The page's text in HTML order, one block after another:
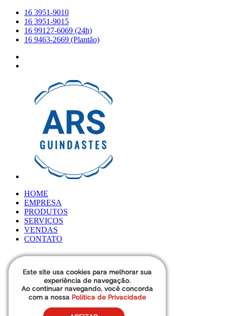
16 3951-9010
16 3951-9015
16 99127-6069 (24h)
16 9463-2669 (Plantão)
HOME
EMPRESA
PRODUTOS
SERVIÇOS
VENDAS
CONTATO